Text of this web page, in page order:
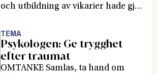
och utbildning av vikarier hade gjort
menar åklagaren.
TEMA
Psykologen: Ge trygghet
efter traumat
OMTANKE Samlas, ta hand om